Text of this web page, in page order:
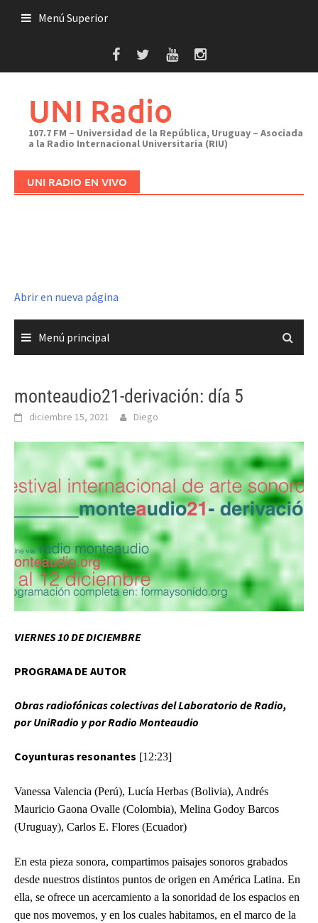
Menú Superior
UNI Radio
107.7 FM – Universidad de la República, Uruguay – Asociada
a la Radio Internacional Universitaria (RIU)
UNI RADIO EN VIVO
Abrir en nueva página
Menú principal
monteaudio21-derivación: día 5
diciembre 15, 2021 Diego
VIERNES 10 DE DICIEMBRE
PROGRAMA DE AUTOR
Obras radiofónicas colectivas del Laboratorio de Radio,
por UniRadio y porRadio Monteaudio
Coyunturas resonantes [12:23]
Vanessa Valencia (Perú), Lucía Herbas (Bolivia), Andrés
Mauricio Gaona Ovalle (Colombia), Melina Godoy Barcos
(Uruguay), Carlos E. Flores (Ecuador)
En esta pieza sonora, compartimos paisajes sonoros grabados
desde nuestros distintos puntos de origen en América Latina. En
ella, se ofrece un acercamiento a la sonoridad de los espacios en
que nos movemos, y en los cuales habitamos, en el marco de la